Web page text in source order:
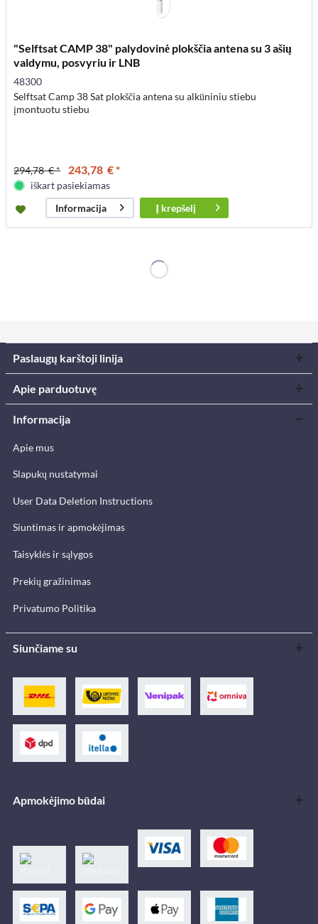
"Selftsat CAMP 38" palydovinė plokščia antena su 3 ašių
valdymu, posvyriu ir LNB
48300
Selftsat Camp 38 Sat plokščia antena su alkūniniu stiebu
įmontuotu stiebu
294,78 € * 243,78 € *
iškart pasiekiamas
Informacija
Į krepšelį
Paslaugų karštoji linija
Apie parduotuvę
Informacija
Apie mus
Slapukų nustatymai
User Data Deletion Instructions
Siuntimas ir apmokėjimas
Taisyklės ir sąlygos
Prekių gražinimas
Privatumo Politika
Siunčiame su
Apmokėjimo būdai